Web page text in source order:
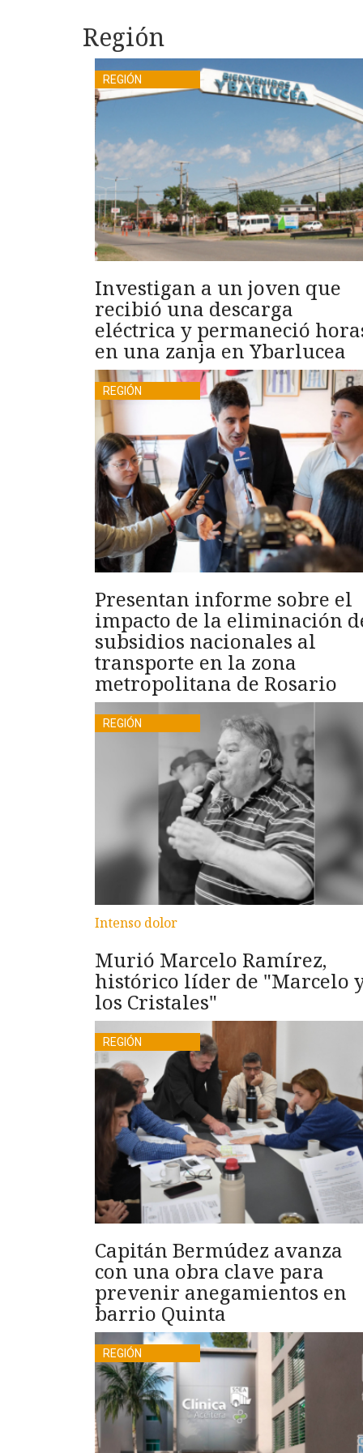
Región
Investigan a un joven que
recibió una descarga
eléctrica y permaneció
en una zanja en Ybarlucea
REGIÓN
Presentan informe sobre el
impacto de la eliminación
subsidios nacionales al
transporte en la zona
metropolitana de Rosario
REGIÓN
Intenso dolor
Murió Marcelo Ramírez,
histórico líder de "Marcelo
los Cristales"
REGIÓN
Capitán Bermúdez avanza
con una obra clave para
prevenir anegamientos en
barrio Quinta
REGIÓN
REGIÓN